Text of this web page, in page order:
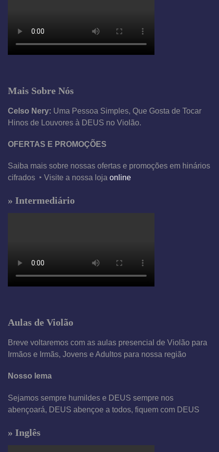
Mais Sobre Nós
Celso Nery: Uma Pessoa Simples, Que Gosta de Tocar
Hinos de Louvores à DEUS no Violão.
OFERTAS E PROMOÇÕES
Saiba mais sobre nossas ofertas e promoções em hinários
cifrados ‣ Visite a nossa loja online
» Intermediário
Aulas de Violão
Breve voltaremos com as aulas presencial de Violão para
Irmãos e Irmãs, Jovens e Adultos para nossa região
Nosso lema
Sejamos sempre humildes e DEUS sempre nos
abençoará, DEUS abençoe a todos, fiquem com DEUS
» Inglês